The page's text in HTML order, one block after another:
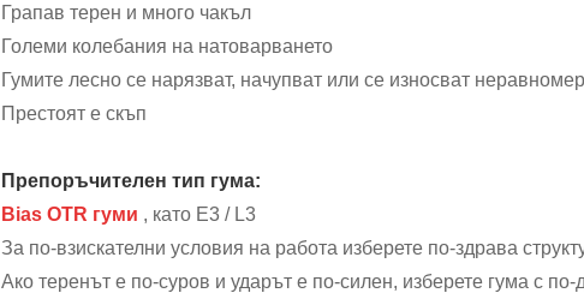
Грапав терен и много чакъл
Големи колебания на натоварването
Гумите лесно се нарязват, начупват или се износват
Престоят е скъп
Препоръчителен тип гума:
Bias OTR гуми , като E3 / L3
За по-взискателни условия на работа изберете по-здрава
Ако теренът е по-суров и ударът е по-силен, изберете гума с по-